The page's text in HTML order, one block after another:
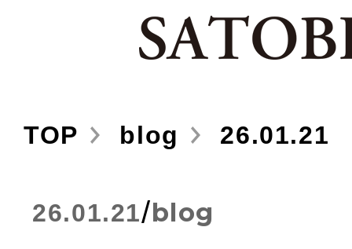
TOP blog 26.01.21
26.01.21/blog